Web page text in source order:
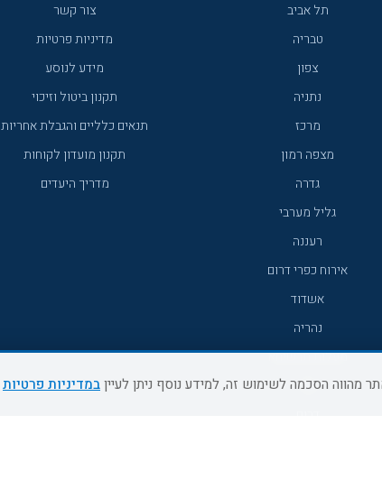
תל אביב
טבריה
צפון
נתניה
מרכז
מצפה רמון
גדרה
גליל מערבי
רעננה
אירוח כפרי דרום
אשדוד
נהריה
מעלות תרשיחא
צפת
צור קשר
מדיניות פרטיות
מידע לנוסע
תקנון ביטול וזיכוי
תנאים כלליים והגבלת אחריות
תקנון מועדון לקוחות
מדריך היעדים
במדיניות פרטיות